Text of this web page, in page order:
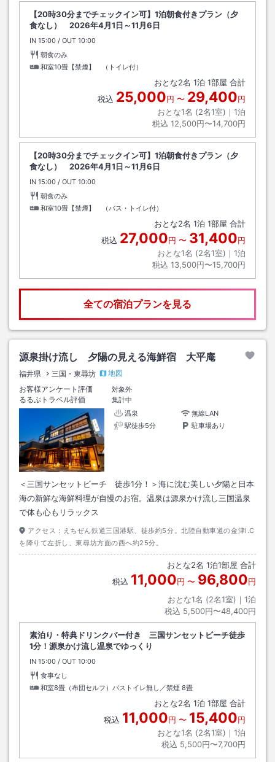
【20時30分までチェックイン可】1泊朝食付きプラン（夕
食なし） 2026年4月1日～11月6日
IN チェックイン
15:00 / OUT チェックアウト
10:00
朝食のみ
和室10畳【禁煙】 （トイレ付）
おとな2名 1泊 1部屋 合計
税込 25,000円 〜 29,400円
おとな1名 (2名1室)｜ 1泊
税込 12,500円〜14,700円
【20時30分までチェックイン可】1泊朝食付きプラン（夕
食なし） 2026年4月1日～11月6日
IN チェックイン
15:00 / OUT チェックアウト
10:00
朝食のみ
和室10畳【禁煙】 （バス・トイレ付）
おとな2名 1泊 1部屋 合計
税込 27,000円 〜 31,400円
おとな1名 (2名1室)｜ 1泊
税込 13,500円〜15,700円
全ての宿泊プランを見る
源泉掛け流し 夕陽の見える海鮮宿 大平庵
福井県 三国・東尋坊
地図
お客様アンケート評価
対象外
るるぶトラベル評価
集計中
温泉
無線LAN
駅徒歩5分
駐車場あり
＜三国サンセットビーチ 徒歩1分！＞海に沈む美しい夕陽と日本
海の新鮮な海鮮料理が自慢のお宿。温泉は源泉かけ流し三国温泉
で体も心もリラックス
アクセス： えちぜん鉄道三国港駅、徒歩約5分。北陸自動車道の金津I.C
を降りて左折し、東尋坊方面の西へ約25分。
おとな2名 1泊1部屋 合計
税込 11,000円 〜 96,800円
おとな1名 (2名1室)｜ 1泊
税込 5,500円〜48,400円
素泊り・特典ドリンクバー付き 三国サンセットビーチ徒歩
1分！源泉かけ流し温泉でゆっくり
IN チェックイン
15:00 / OUT チェックアウト
10:00
食事なし
和室8畳（布団セルフ）バストイレ無し／禁煙 8畳
おとな2名 1泊 1部屋 合計
税込 11,000円 〜 15,400円
おとな1名 (2名1室)｜ 1泊
税込 5,500円〜7,700円